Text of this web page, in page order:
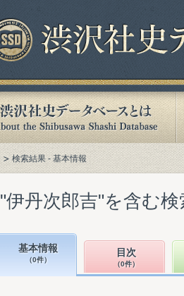
検索結果 - 基本情報
"伊丹次郎吉"を含む検
基本情報
（0件）
目次
（0件）